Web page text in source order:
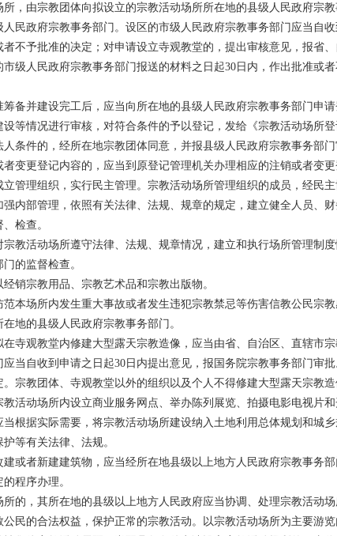
，由宗教团体向拟设立的宗教活动场所所在地的县级人民政府宗
民政府宗教事务部门。设区的市级人民政府宗教事务部门应当自
不予批准的决定；对申请设立寺观教堂的，提出审核意见，报省
级人民政府宗教事务部门报送的材料之日起30日内，作出批准或
备并建设完工后，应当向所在地的县级人民政府宗教事务部门申
等情况进行审核，对符合条件的予以登记，发给《宗教活动场所登
条件的，经所在地宗教团体同意，并报县级人民政府宗教事务部门
变更登记内容的，应当到原登记管理机关办理相应的注销或者变更
管理组织，实行民主管理。宗教活动场所管理组织的成员，经民主
内部管理，依照有关法律、法规、规章的规定，建立健全人员、
检查。
宗教活动场所遵守法律、法规、规章情况，建立和执行场所管理制
的监督检查。
销宗教用品、宗教艺术品和宗教出版物。
本场所内发生重大事故或者发生违犯宗教禁忌等伤害信教公民宗
地的县级人民政府宗教事务部门。
观教堂内修建大型露天宗教造像，应当由省、自治区、直辖市宗
当自收到申请之日起30日内提出意见，报国务院宗教事务部门审
宗教团体、寺观教堂以外的组织以及个人不得修建大型露天宗教
活动场所内设立商业服务网点、举办陈列展览、拍摄电影电视片和
根据实际需要，将宗教活动场所建设纳入土地利用总体规划和城
等有关法律、法规。
或者新建建筑物，应当经所在地县级以上地方人民政府宗教事务
程序办理。
的，其所在地的县级以上地方人民政府应当协调、处理宗教活动
民的合法权益，保护正常的宗教活动。以宗教活动场所为主要游